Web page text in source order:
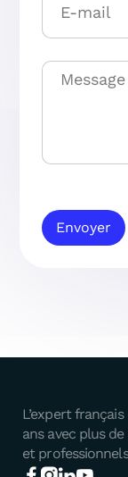
Envoyer
L’expert
ans avec plus
et